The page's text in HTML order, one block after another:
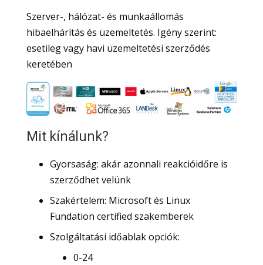
Szerver-, hálózat- és munkaállomás
hibaelhárítás és üzemeltetés. Igény szerint:
esetileg vagy havi üzemeltetési szerződés
keretében
Mit kínálunk?
Gyorsaság: akár azonnali reakcióidőre is
szerződhet velünk
Szakértelem: Microsoft és Linux
Fundation certified szakemberek
Szolgáltatási időablak opciók:
0-24